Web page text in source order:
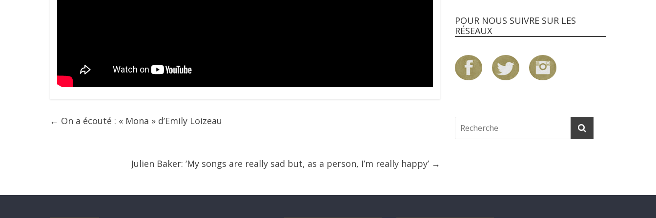
← On a écouté : « Mona » d’Emily Loizeau
Julien Baker: ‘My songs are really sad but, as a person, I’m really happy’ →
POUR NOUS SUIVRE SUR LES
RÉSEAUX